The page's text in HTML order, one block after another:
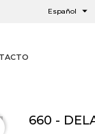
Español 
660 -